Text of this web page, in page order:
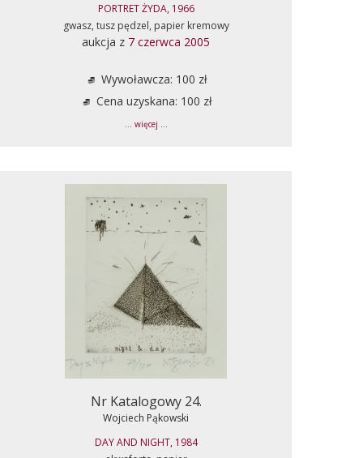
PORTRET ŻYDA, 1966
gwasz, tusz pędzel, papier kremowy
aukcja z 7 czerwca 2005
Wywoławcza: 100 zł
Cena uzyskana: 100 zł
... więcej ...
Nr Katalogowy 24.
Wojciech Pąkowski
DAY AND NIGHT, 1984